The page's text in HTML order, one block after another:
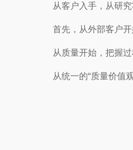
从客户入手，从研
首先，从外部客户
从质量开始，把握
从统一的“质量价值